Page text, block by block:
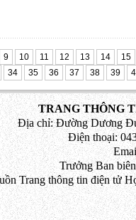
9 10 11 12 13 14
15
34 35 36 37 38 39
TRANG THÔNG
Địa chỉ: Đường Dương
Điện thoại:
Trưởng Ban
Trang thông tin điện tử